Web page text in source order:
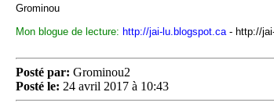
Grominou
Mon blogue de lecture: http://jai-lu.blogspot.ca- http://
Posté par: Grominou2
Posté le: 24 avril 2017 à 10:43